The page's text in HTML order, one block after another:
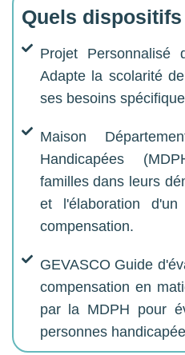
Quels dispositifs
Projet Personnalisé
Adapte la scolarité
ses besoins
Maison
Handicapées
familles dans leurs
et l'élaboration
compensation.
GEVASCO Guide
compensation en
par la MDPH pour
personnes